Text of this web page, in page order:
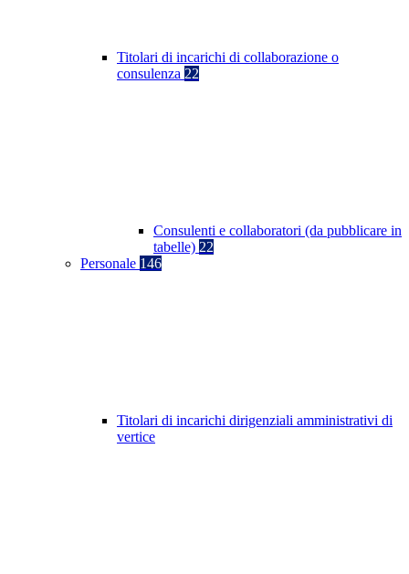
Titolari di incarichi di collaborazione o
consulenza 22
Consulenti e collaboratori (da pubblicare in
tabelle) 22
Personale 146
Titolari di incarichi dirigenziali amministrativi di
vertice